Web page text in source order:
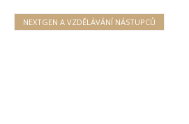
NEXTGEN A VZDĚLÁVÁNÍ NÁSTUPCŮ